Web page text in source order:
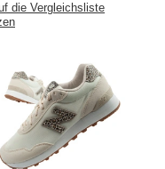
die Vergleichsliste